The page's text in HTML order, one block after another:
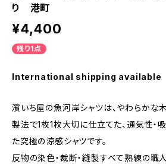
り 港町
¥4,400
残り1点
International shipping available
濱いち屋の魚河岸シャツは、やわらかな
製法で1枚1枚大切に仕立てた、通気性・
た究極の涼感シャツです。
反物の染色・裁断・縫製すべて熟練の職